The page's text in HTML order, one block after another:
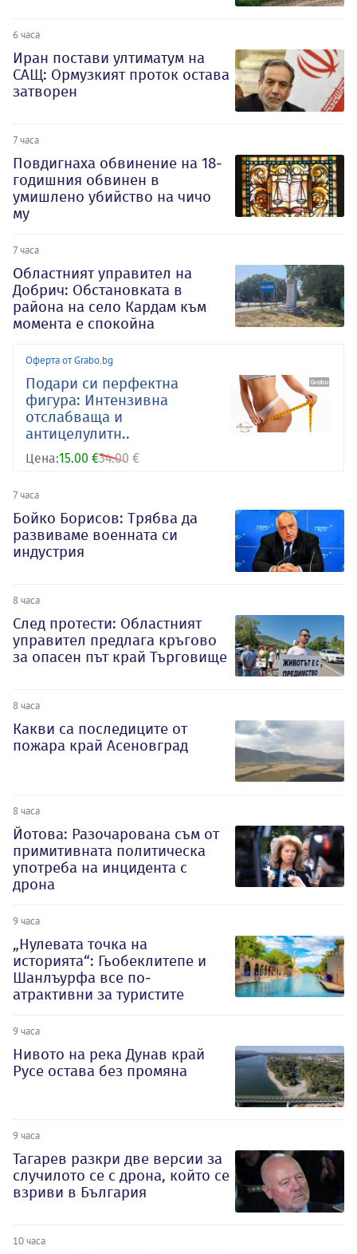
6 часа
Иран постави ултиматум на
САЩ: Ормузкият проток остава
затворен
7 часа
Повдигнаха обвинение на 18-
годишния обвинен в
умишлено убийство на чичо
му
7 часа
Oбластният управител на
Добрич: Обстановката в
района на село Кардам към
момента е спокойна
Оферта от Grabo.bg
Подари си перфектна
фигура: Интензивна
отслабваща и
антицелулитн..
Цена:15.00 €34.00 €
7 часа
Бойко Борисов: Трябва да
развиваме военната си
индустрия
8 часа
След протести: Областният
управител предлага кръгово
за опасен път край Търговище
8 часа
Какви са последиците от
пожара край Асеновград
8 часа
Йотова: Разочарована съм от
примитивната политическа
употреба на инцидента с
дрона
9 часа
„Нулевата точка на
историята“: Гьобеклитепе и
Шанлъурфа все по-
атрактивни за туристите
9 часа
Нивото на река Дунав край
Русе остава без промяна
9 часа
Тагарев разкри две версии за
случилото се с дрона, който се
взриви в България
10 часа